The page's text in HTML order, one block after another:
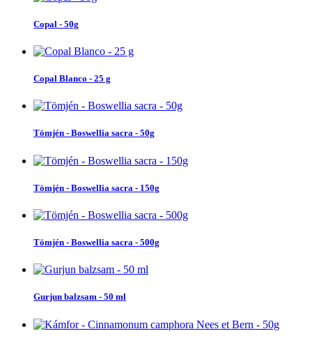
Copal - 50g
Copal Blanco - 25 g
Tömjén - Boswellia sacra - 50g
Tömjén - Boswellia sacra - 150g
Tömjén - Boswellia sacra - 500g
Gurjun balzsam - 50 ml